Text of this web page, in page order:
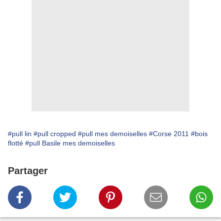
#pull lin #pull cropped #pull mes demoiselles #Corse 2011 #bois
flotté #pull Basile mes demoiselles
Partager